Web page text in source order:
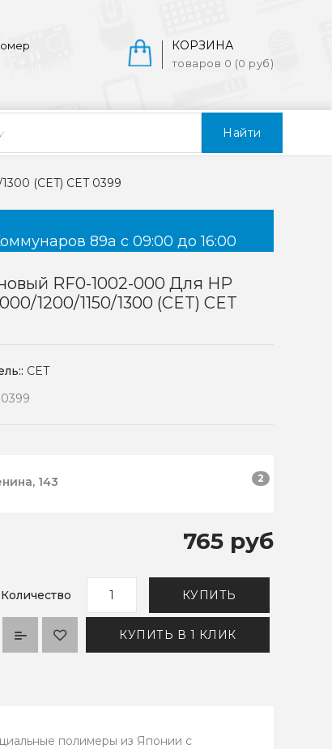
Найти
КОРЗИНА
товаров 0 (0 руб)
(CET) CET 0399
89а с 09:00 до 16:00
RF0-1002-000 Для HP
1200/1150/1300 (CET) CET
CET
143 2
765 руб
Количество КУПИТЬ
КУПИТЬ В 1 КЛИК
полимеры из Японии с